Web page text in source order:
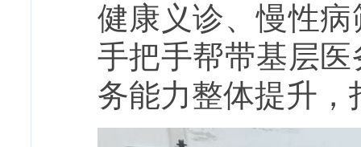
健康义诊、慢性
手把手帮带基层
务能力整体提升